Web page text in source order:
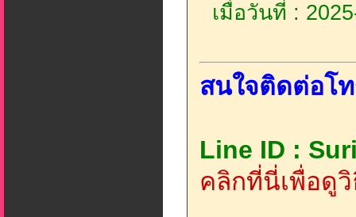
เมื่อวันที่ :
สนใจติดต่อโ
Line ID :
คลิกที่นี่เพื่อดูวิ